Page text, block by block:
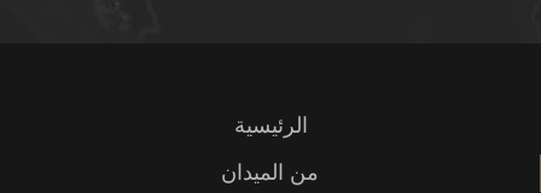
الرئيسية
من الميدان